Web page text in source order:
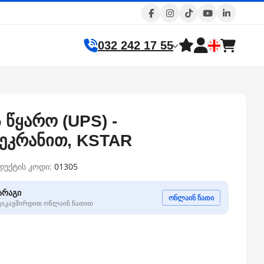
032 242 17 55
წყარო (UPS) -
KSTAR
კოდი: 01305
ონლაინ ჩათით
ონლაინ ჩათი